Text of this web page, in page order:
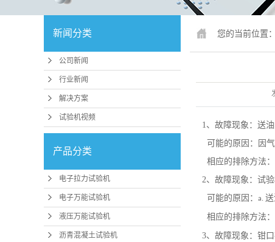
人造板
冲击试
疲劳试
试验机配件
行业
压力机、抗折
磨床
煤矿支护检
新闻分类
公司新闻
行业新闻
解决方案
试验机视频
产品分类
电子拉力试验机
电子万能试验机
液压万能试验机
沥青混凝土试验机
您的当前位置：
1、故障现象：送
可能的原因：因
相应的排除方法
2、故障现象：试
可能的原因：
a.
相应的排除方法：
3、故障现象：钳